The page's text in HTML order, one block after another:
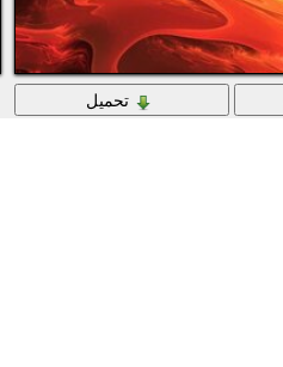
تحميل